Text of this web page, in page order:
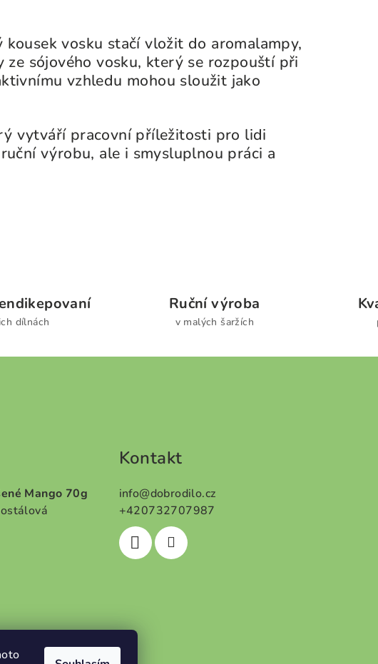
vosku stačí vložit do aromalampy,
ze sójového vosku, který se rozpouští při
vzhledu mohou sloužit jako
vytváří pracovní příležitosti pro lidi
výrobu, ale i smysluplnou práci a
dílnách
Ruční výroba
v malých šaržích
Mango 70g
produktu je 5 z 5 hvězdiček.
Kontakt
info@dobrodilo.cz
+420732707987